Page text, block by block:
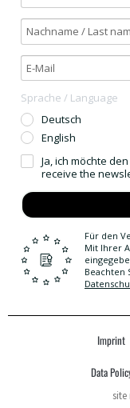
Sprache / Language
Deutsch
English
Ja, ich möchte
receive the
Für den
Mit Ihrer
Beachten
Imprint
Data